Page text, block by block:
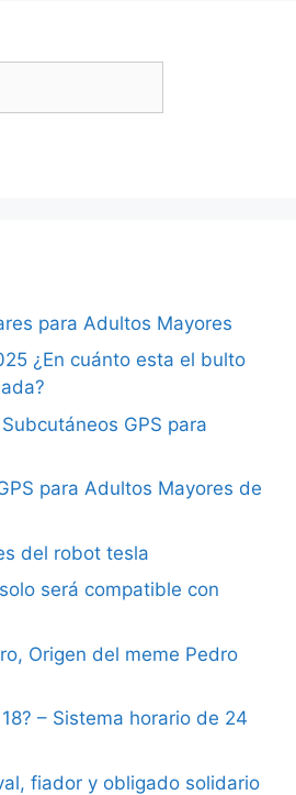
para Adultos Mayores
¿En cuánto esta el bulto
GPS para
para Adultos Mayores de
del robot tesla
será compatible con
Origen del meme Pedro
– Sistema horario de 24
fiador y obligado solidario